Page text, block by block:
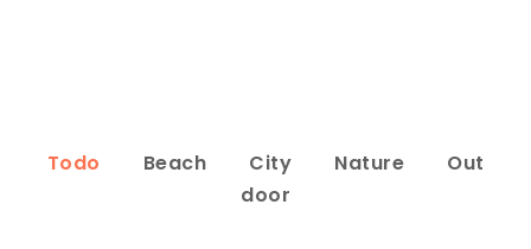
Todo Beach City Nature
Out
door